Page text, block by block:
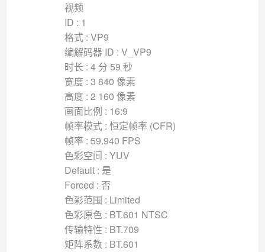
视频
ID : 1
格式 : VP9
编解码器 ID : V_VP9
时长 : 4 分 59 秒
宽度 : 3 840 像素
高度 : 2 160 像素
画面比例 : 16:9
帧率模式 : 恒定帧率 (CFR)
帧率 : 59.940 FPS
色彩空间 : YUV
Default : 是
Forced : 否
色彩范围 : Limited
色彩原色 : BT.601 NTSC
传输特性 : BT.709
矩阵系数 : BT.601